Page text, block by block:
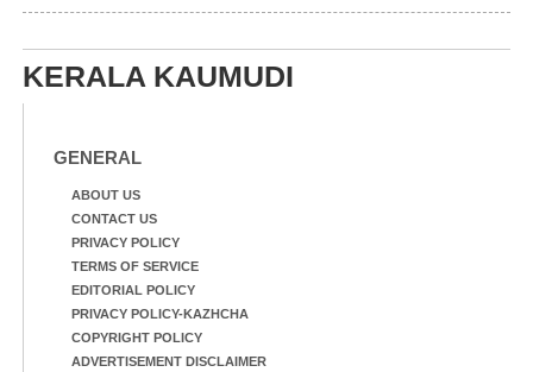
KERALA KAUMUDI
GENERAL
ABOUT US
CONTACT US
PRIVACY POLICY
TERMS OF SERVICE
EDITORIAL POLICY
PRIVACY POLICY-KAZHCHA
COPYRIGHT POLICY
ADVERTISEMENT DISCLAIMER